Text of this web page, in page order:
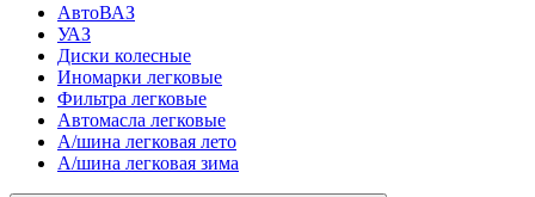
АвтоВАЗ
УАЗ
Диски колесные
Иномарки легковые
Фильтра легковые
Автомасла легковые
А/шина легковая лето
А/шина легковая зима